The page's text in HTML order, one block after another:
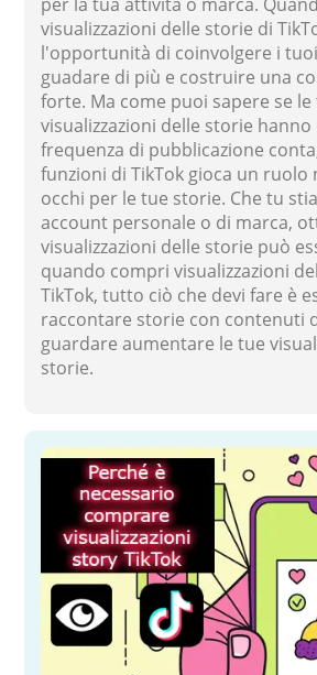
visualizzazioni delle storie di
l'opportunità di coinvolgere i
guadare di più e costruire una
forte. Ma come puoi sapere se le
visualizzazioni delle storie
frequenza di pubblicazione
funzioni di TikTok gioca un
occhi per le tue storie. Che tu
account personale o di marca,
visualizzazioni delle storie può
quando compri visualizzazioni
TikTok, tutto ciò che devi fare è
raccontare storie con contenuti
guardare aumentare le tue
storie.